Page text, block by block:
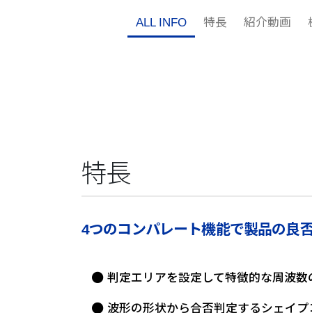
ALL INFO 特長 紹介動画
特長
4つのコンパレート機能で製品の良
判定エリアを設定して特徴的な周波
波形の形状から合否判定するシェイ